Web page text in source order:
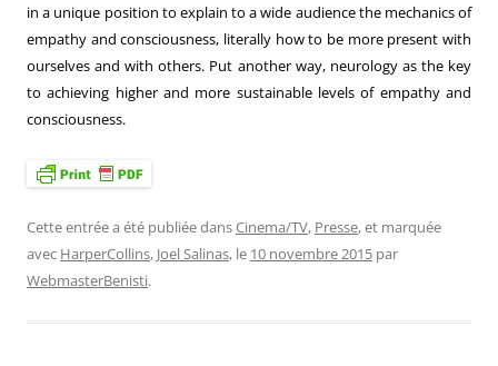
in a unique position to explain to a wide audience the mechanics of
empathy and consciousness, literally how to be more present with
ourselves and with others. Put another way, neurology as the key
to achieving higher and more sustainable levels of empathy and
consciousness.
Cette entrée a été publiée dansCinema/TV, Presse, et marquée
avec HarperCollins, Joel Salinas, le 10 novembre 2015 par
WebmasterBenisti.